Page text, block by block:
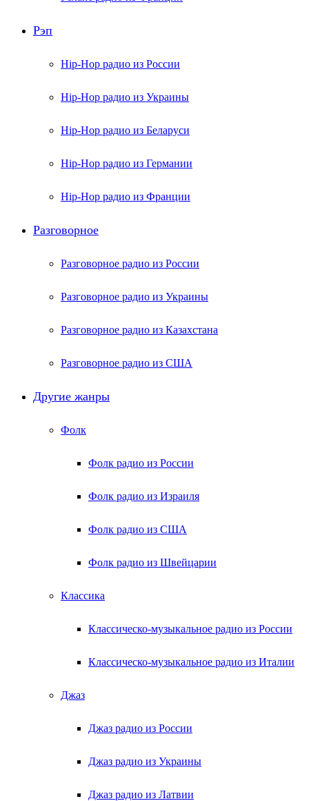
Рэп
Hip-Hop радио из России
Hip-Hop радио из Украины
Hip-Hop радио из Беларуси
Hip-Hop радио из Германии
Hip-Hop радио из Франции
Разговорное
Разговорное радио из России
Разговорное радио из Украины
Разговорное радио из Казахстана
Разговорное радио из США
Другие жанры
Фолк
Фолк радио из России
Фолк радио из Израиля
Фолк радио из США
Фолк радио из Швейцарии
Классика
Классическо-музыкальное радио из России
Классическо-музыкальное радио из Италии
Джаз
Джаз радио из России
Джаз радио из Украины
Джаз радио из Латвии